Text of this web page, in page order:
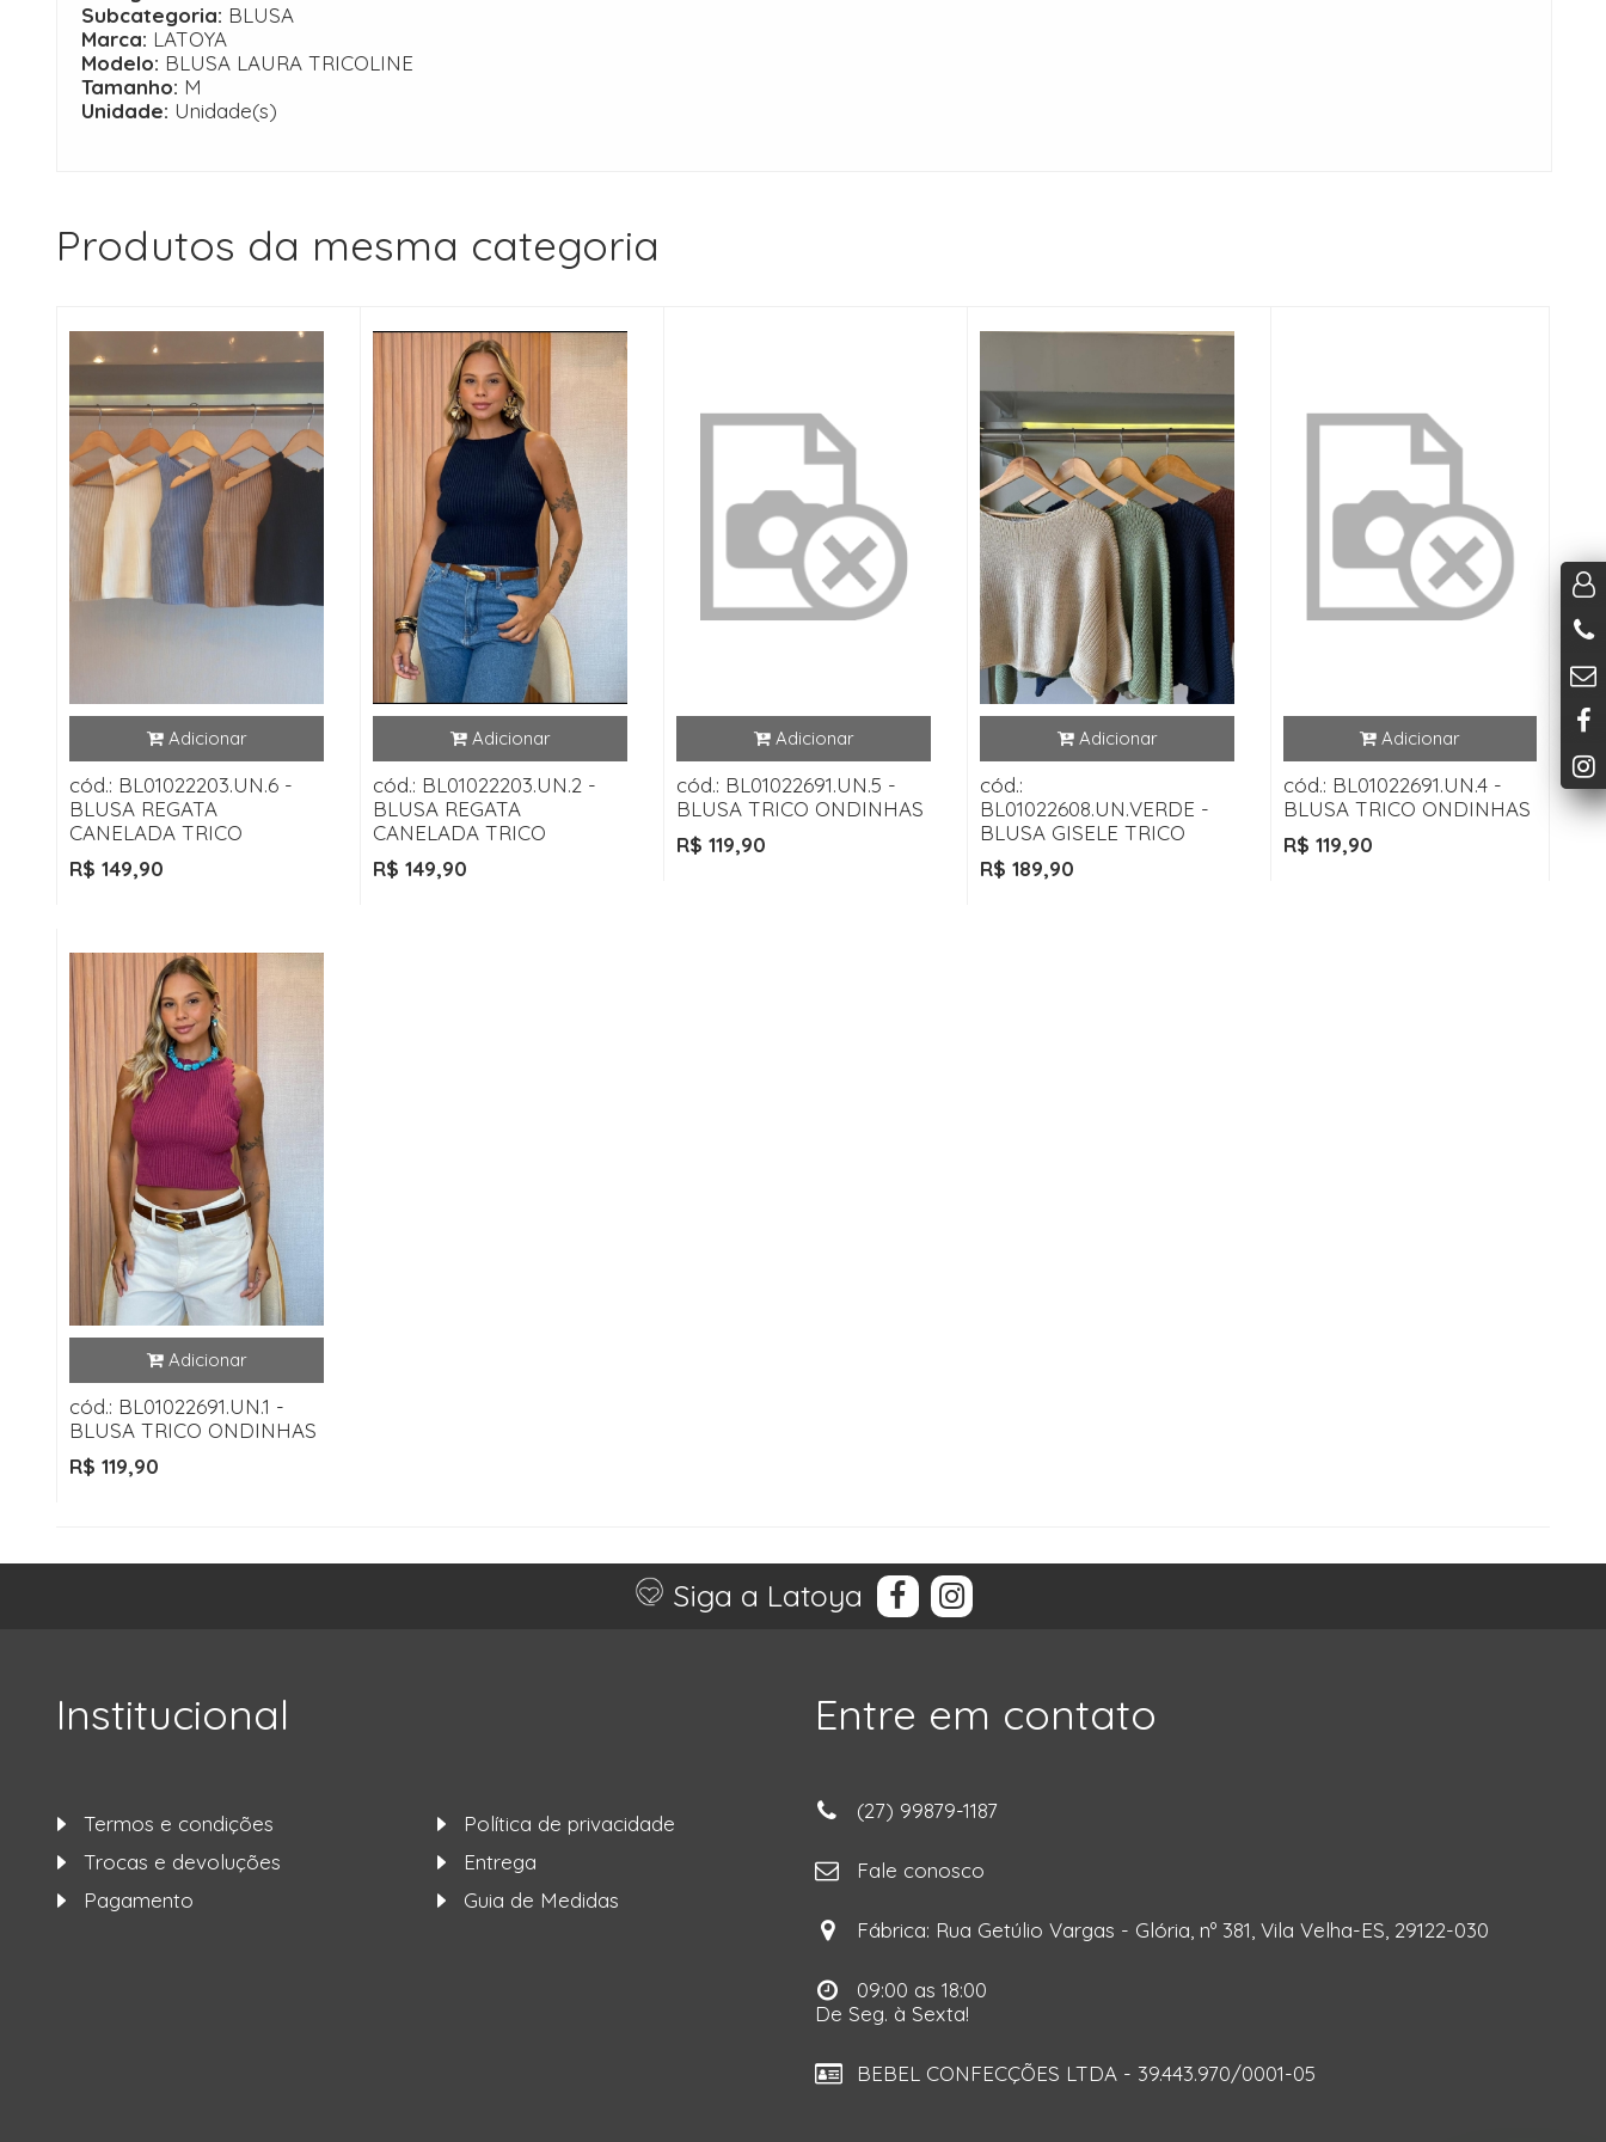
Subcategoria: BLUSA
Marca: LATOYA
Modelo: BLUSA LAURA TRICOLINE
Tamanho: M
Unidade: Unidade(s)
Produtos da mesma categoria
cód.: BL01022203.UN.6 -
BLUSA REGATA
CANELADA TRICO
R$ 149,90
cód.: BL01022203.UN.2 -
BLUSA REGATA
CANELADA TRICO
R$ 149,90
cód.: BL01022691.UN.5 -
BLUSA TRICO ONDINHAS
R$ 119,90
cód.:
BL01022608.UN.VERDE -
BLUSA GISELE TRICO
R$ 189,90
cód.: BL01022691.UN.4 -
BLUSA TRICO ONDINHAS
R$ 119,90
cód.: BL01022691.UN.1 -
BLUSA TRICO ONDINHAS
R$ 119,90
Siga a Latoya
Institucional
Termos e condições
Política de privacidade
Trocas e devoluções
Entrega
Pagamento
Guia de Medidas
Entre em contato
(27) 99879-1187
Fale conosco
Fábrica: Rua Getúlio Vargas - Glória, nº 381, Vila Velha-ES, 29122-030
09:00 as 18:00
De Seg. à Sexta!
BEBEL CONFECÇÕES LTDA - 39.443.970/0001-05